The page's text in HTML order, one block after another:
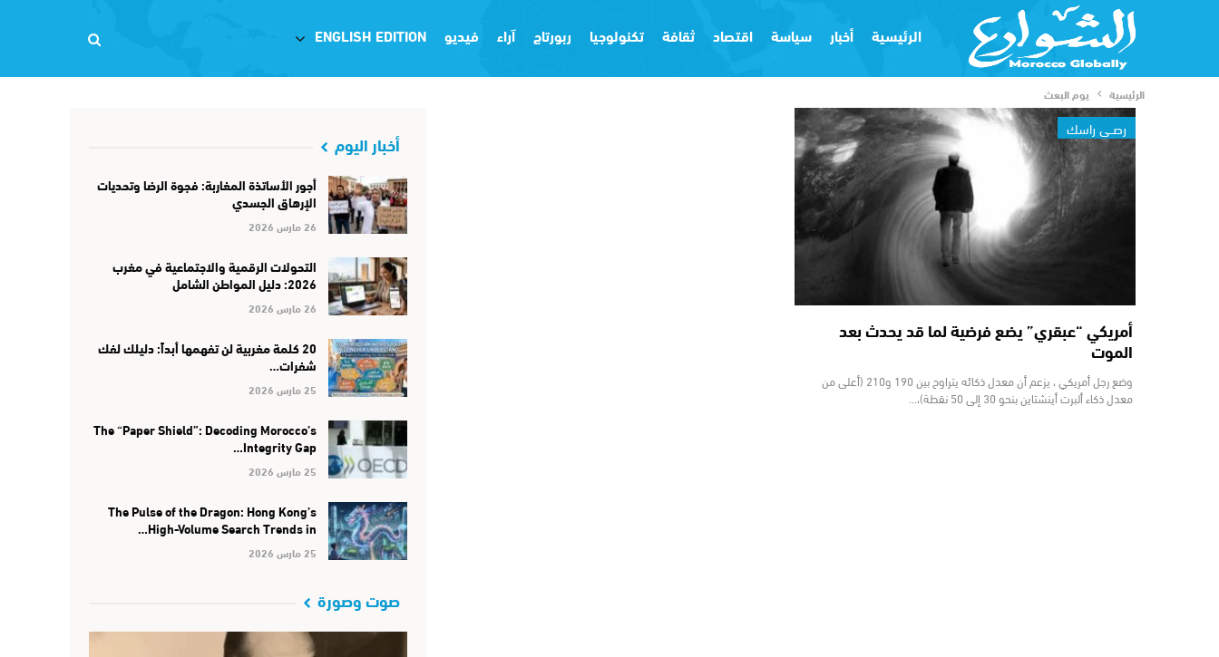
الرئيسية أخبار سياسة اقتصاد ثقافة تكنولوجيا ربورتاج آراء فيديو ENGLISH EDITION
الرئيسية يوم البعث
رصــي راسك
أمريكي “عبقري” يضع فرضية لما قد يحدث بعد
الموت
وضع رجل أمريكي ، يزعم أن معدل ذكائه يتراوح بين 190 و210 (أعلى من
معدل ذكاء ألبرت أينشتاين بنحو 30 إلى 50 نقطة)،…
أخبار اليوم
أجور الأساتذة المغاربة: فجوة الرضا وتحديات
الإرهاق الجسدي
26 مارس 2026
التحولات الرقمية والاجتماعية في مغرب
2026: دليل المواطن الشامل
26 مارس 2026
20 كلمة مغربية لن تفهمها أبداً: دليلك لفك
شفرات…
25 مارس 2026
The “Paper Shield”: Decoding Morocco’s
Integrity Gap…
25 مارس 2026
The Pulse of the Dragon: Hong Kong’s
High-Volume Search Trends in…
25 مارس 2026
صوت وصورة